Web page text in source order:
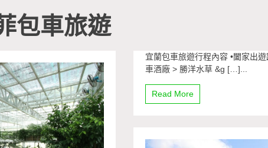
包車旅遊
宜蘭包車旅遊行程內容 •闔家出
車酒廠 > 勝洋水草 &g […]...
Read More